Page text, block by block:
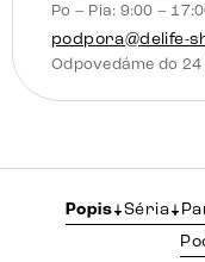
vrecková
pružina
Po – Pia: 9:00 –
podpora@delife-
Odpovedáme do
Popis Séria